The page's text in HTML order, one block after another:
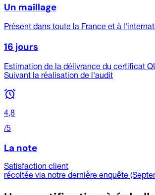
Un maillage
Présent dans toute la France et à
16 jours
Estimation de la délivrance du certificat
Suivant la réalisation de l'audit
4,8
/5
La note
Satisfaction client
récoltée via notre dernière enquête